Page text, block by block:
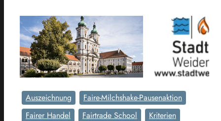
Auszeichnung
Faire-Milchshake-Pausenaktion
Fairer Handel
Fairtrade School
Kriterien